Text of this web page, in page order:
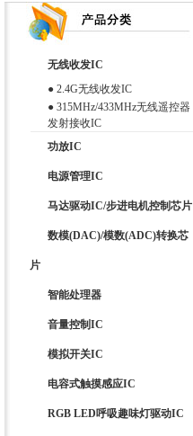
无线收发IC
● 2.4G无线收发IC
● 315MHz/433MHz无线遥控器
发射接收IC
功放IC
电源管理IC
马达驱动IC/步进电机控制芯片
数模(DAC)/模数(ADC)转换芯
片
智能处理器
音量控制IC
模拟开关IC
电容式触摸感应IC
RGB LED呼吸趣味灯驱动IC